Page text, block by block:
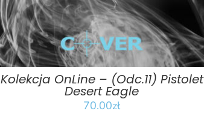
Kolekcja OnLine – (Odc.11) Pistolet
Desert Eagle
70.00zł